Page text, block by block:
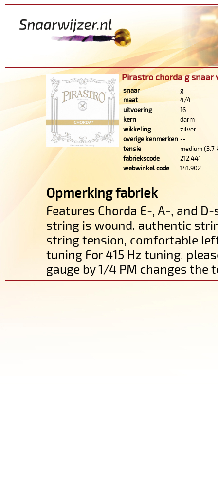
Pirastro chorda g snaar
snaar
g
maat
4/4
uitvoering
16
kern
darm
wikkeling
zilver
overige kenmerken --
tensie
medium (3.7
fabriekscode
212.441
webwinkel code
141.902
Opmerking fabriek
Features Chorda E-, A-, and
string is wound. authentic
string tension, comfortable
tuning For 415 Hz tuning,
gauge by 1/4 PM changes the